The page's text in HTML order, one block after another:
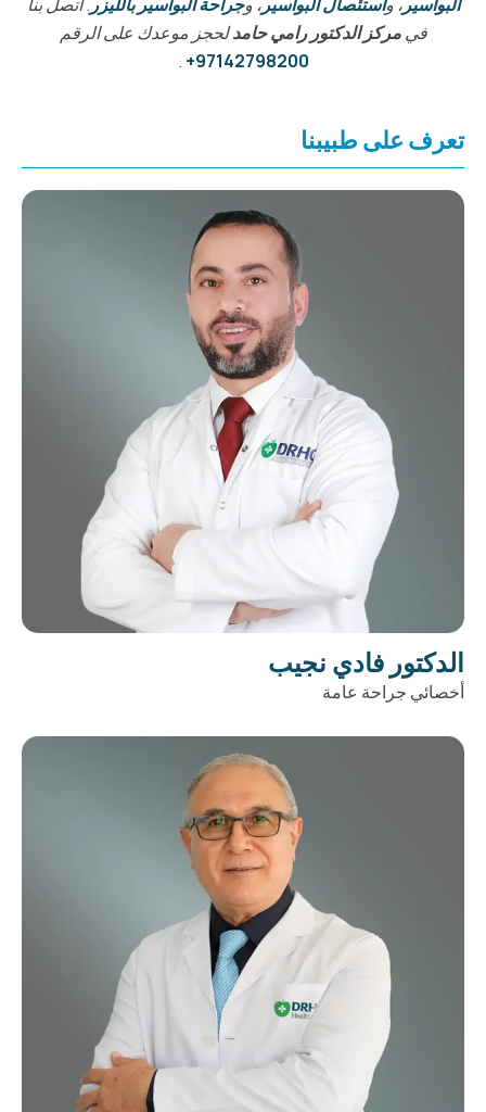
فيمركز الدكتور رامي حامدلحجز موعدك على الرقم
97142798200+
.
تعرف على طبيبنا
الدكتور فادي نجيب
أخصائي جراحة عامة